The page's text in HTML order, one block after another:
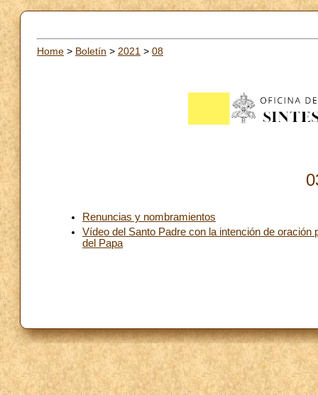
Home > Boletín > 2021 > 08
Renuncias y nombramientos
Vídeo del Santo Padre con la intención de
del Papa